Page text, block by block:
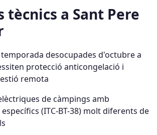
tècnics a Sant Pere
desocupades d'octubre a
protecció anticongelació i
remota
de càmpings amb
(ITC-BT-38) molt diferents de